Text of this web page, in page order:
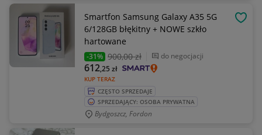
Smartfon Samsung Galaxy A35 5G
6/128GB błękitny + NOWE szkło
hartowane
-31% 900,00 zł do negocjacji
KUP TERAZ
612,25 zł
CZĘSTO SPRZEDAJE
SPRZEDAJĄCY: OSOBA PRYWATNA
Bydgoszcz, Fordon